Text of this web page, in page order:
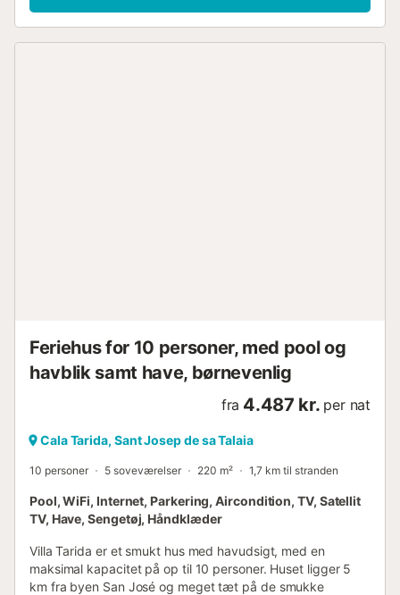
Feriehus for 10 personer, med pool og
havblik samt have, børnevenlig
fra 4.487 kr. per nat
Cala Tarida, Sant Josep de sa Talaia
10 personer 5 soveværelser 220 m² 1,7 km til stranden
Pool, WiFi, Internet, Parkering, Aircondition, TV, Satellit
TV, Have, Sengetøj, Håndklæder
Villa Tarida er et smukt hus med havudsigt, med en
maksimal kapacitet på op til 10 personer. Huset ligger 5
km fra byen San José og meget tæt på de smukke